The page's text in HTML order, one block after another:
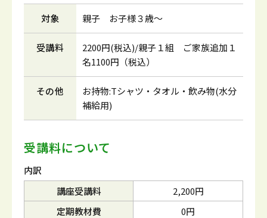
対象 親子 お子様３歳～
受講料
2200円(税込)/親子１組 ご家族追加１
名1100円（税込）
その他
お持物:Tシャツ・タオル・飲み物(水分
補給用)
受講料について
内訳
講座受講料
2,200円
定期教材費
0円